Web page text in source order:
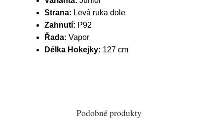
Strana: Levá ruka dole
Zahnutí: P92
Řada: Vapor
Délka Hokejky: 127 cm
Podobné produkty